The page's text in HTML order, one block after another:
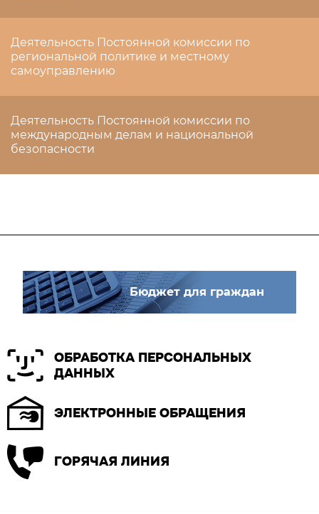
Деятельность Постоянной комиссии по
региональной политике и местному
самоуправлению
Деятельность Постоянной комиссии по
международным делам и национальной
безопасности
Бюджет для граждан
ОБРАБОТКА ПЕРСОНАЛЬНЫХ
ДАННЫХ
ЭЛЕКТРОННЫЕ ОБРАЩЕНИЯ
ГОРЯЧАЯ ЛИНИЯ